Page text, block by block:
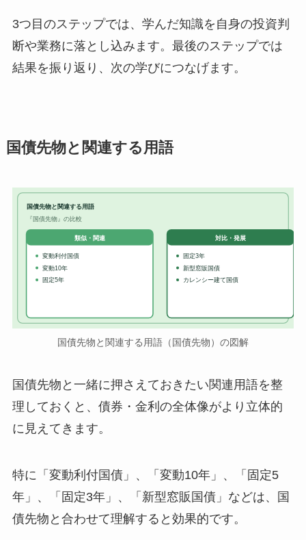
3つ目のステップでは、学んだ知識を自身の投資判
断や業務に落とし込みます。最後のステップでは
結果を振り返り、次の学びにつなげます。
国債先物と関連する用語
国債先物と関連する用語
『国債先物』の比較
類似・関連
変動利付国債
変動10年
固定5年
対比・発展
固定3年
新型窓販国債
カレンシー建て国債
国債先物と関連する用語（国債先物）の図解
国債先物と一緒に押さえておきたい関連用語を整
理しておくと、債券・金利の全体像がより立体的
に見えてきます。
特に「変動利付国債」、「変動10年」、「固定5
年」、「固定3年」、「新型窓販国債」などは、国
債先物と合わせて理解すると効果的です。